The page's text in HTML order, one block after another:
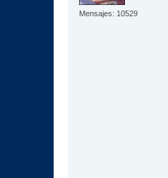
Mensajes: 10529